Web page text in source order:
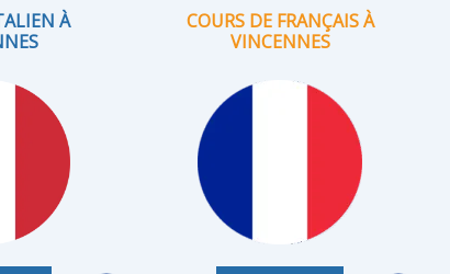
À
COURS DE FRANÇAIS À
VINCENNES